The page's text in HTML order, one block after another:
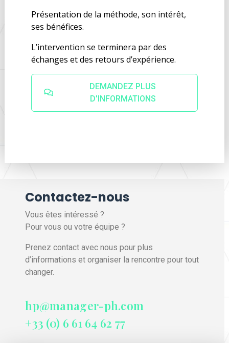
Présentation de la méthode, son intérêt,
ses bénéfices.
L’intervention se terminera par des
échanges et des retours d’expérience.
DEMANDEZ PLUS
D'INFORMATIONS
Contactez-nous
Vous êtes intéressé ?
Pour vous ou votre équipe ?
Prenez contact avec nous pour plus
d’informations et organiser la rencontre pour tout
changer.
hp@manager-ph.com
+33 (0) 6 61 64 62 77